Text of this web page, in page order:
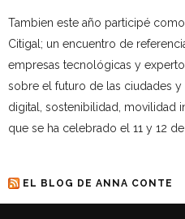
Tambien este año participé
Citigal; un encuentro de
empresas tecnológicas y
sobre el futuro de las ciudades
digital, sostenibilidad, movilidad
que se ha celebrado el 11 y 12 de
EL BLOG DE ANNA CONTE